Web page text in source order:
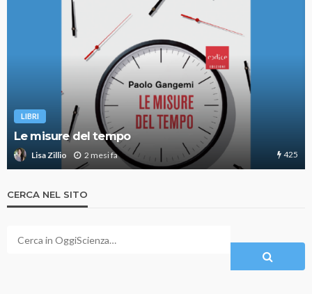
LIBRI
Le misure del tempo
Lisa Zillio 2 mesi fa 425
CERCA NEL SITO